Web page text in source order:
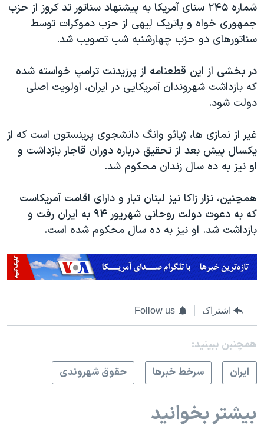
شماره ۲۴۵ سنای آمریکا به پیشنهاد سناتور تد کروز از حزب
جمهوری خواه و پاتریک لِیهی از حزب دموکرات توسط
سناتورهای دو حزب چهارشنبه شب تصویب شد.
در بخشی از این قطعنامه از پرزیدنت ترامپ خواسته شده
که بازداشت شهروندان آمریکایی در ایران، اولویت اصلی
دولت شود.
غیر از نمازی ها، ژیائو وانگ دانشجوی پرینستون است که از
یکسال پیش بعد از تحقیق درباره دوران قاجار بازداشت و
او نیز به ده سال زندان محکوم شد.
همچنین، نزار زاکا نیز لبنان تبار و دارای اقامت آمریکاست
که به دعوت دولت روحانی شهریور ۹۴ به ایران رفت و
بازداشت شد. او نیز به ده سال محکوم شده است.
اشتراک Follow us
همچنبن ببینید:
ايران
سرخط خبرها حقوق شهروندی
بیشتر بخوانید